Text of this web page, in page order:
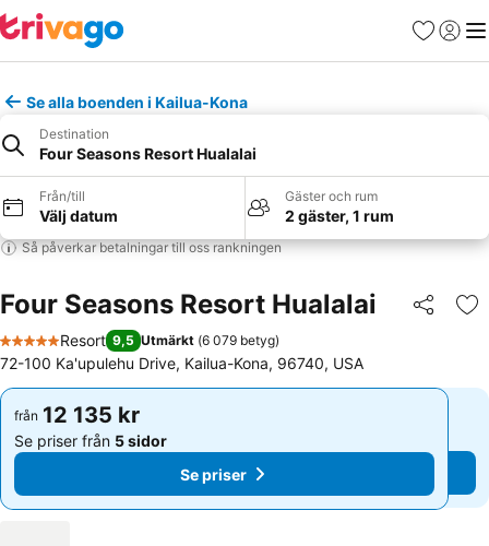
Favoriter
Logga
Se alla boenden i Kailua-Kona
Destination
Four Seasons Resort Hualalai
Från/till
Välj datum
Gäster och rum
2 gäster, 1 rum
Så påverkar betalningar till oss rankningen
Four Seasons Resort Hualalai Dela
5 Stjärnor
Resort 9,5 Utmärkt (6 079 betyg)
72-100 Ka'upulehu Drive, Kailua-Kona, 96740, USA
från 12 135 kr
Se priser från 5 sidor
Se priser
från 12 135 kr
Se priser från 5 sidor
Se priser